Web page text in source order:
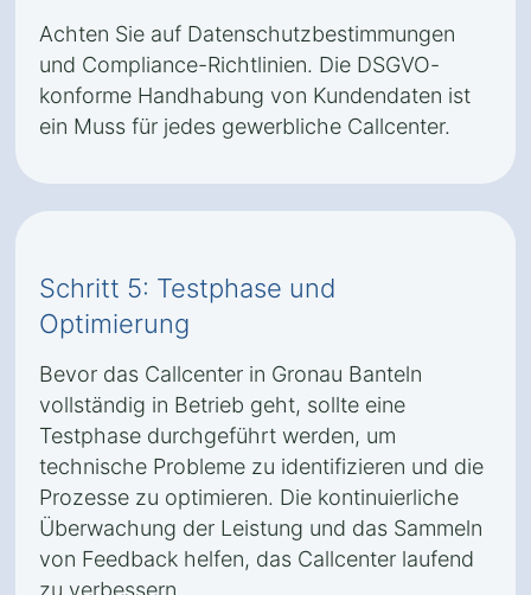
Achten Sie auf Datenschutzbestimmungen
und Compliance-Richtlinien. Die DSGVO-
konforme Handhabung von Kundendaten ist
ein Muss für jedes gewerbliche Callcenter.
Schritt 5: Testphase und
Optimierung
Bevor das Callcenter in Gronau Banteln
vollständig in Betrieb geht, sollte eine
Testphase durchgeführt werden, um
technische Probleme zu identifizieren und die
Prozesse zu optimieren. Die kontinuierliche
Überwachung der Leistung und das Sammeln
von Feedback helfen, das Callcenter laufend
zu verbessern.